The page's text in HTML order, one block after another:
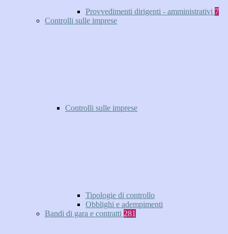
Provvedimenti dirigenti - amministrativi 7
Controlli sulle imprese
Controlli sulle imprese
Tipologie di controllo
Obblighi e adempimenti
Bandi di gara e contratti 281